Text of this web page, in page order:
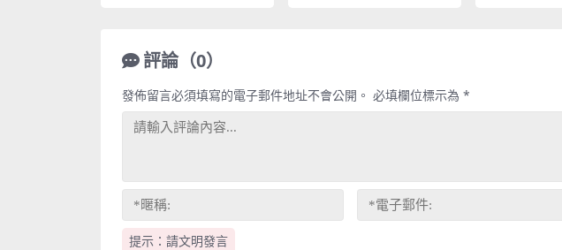
評論（0）
提示：請文明發言
發佈留言必須填寫的電子郵件地址不會公開。 必填欄位標示為 *